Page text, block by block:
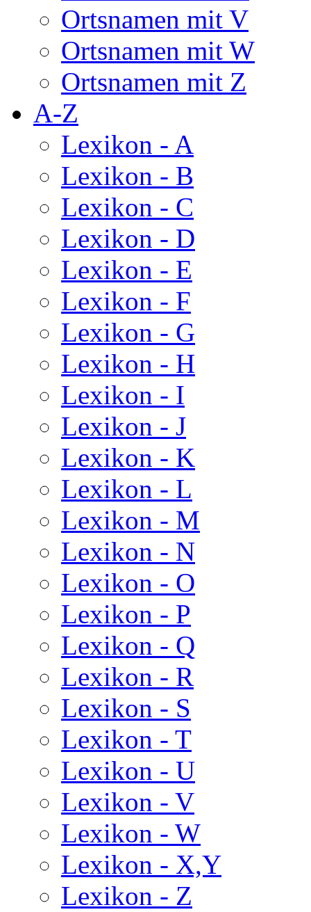
Ortsnamen mit V
Ortsnamen mit W
Ortsnamen mit Z
A-Z
Lexikon - A
Lexikon - B
Lexikon - C
Lexikon - D
Lexikon - E
Lexikon - F
Lexikon - G
Lexikon - H
Lexikon - I
Lexikon - J
Lexikon - K
Lexikon - L
Lexikon - M
Lexikon - N
Lexikon - O
Lexikon - P
Lexikon - Q
Lexikon - R
Lexikon - S
Lexikon - T
Lexikon - U
Lexikon - V
Lexikon - W
Lexikon - X,Y
Lexikon - Z